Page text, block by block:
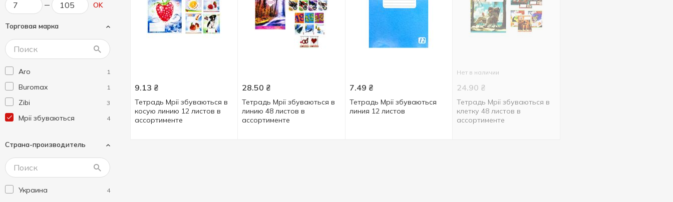
OK
Торговая марка
Aro 1
Buromax 1
Zibi 3
Мрії збуваються 4
Страна-производитель
Украина 4
9.13 ₴
Тетрадь Мрії збуваються в
косую линию 12 листов в
ассортименте
28.50 ₴
Тетрадь Мрії збуваються в
линию 48 листов в
ассортименте
7.49 ₴
Тетрадь Мрії збуваються
линия 12 листов
Нет в наличии
24.90 ₴
Тетрадь Мрії збуваються в
клетку 48 листов в
ассортименте